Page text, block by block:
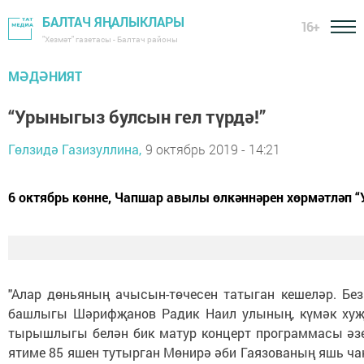
БАЛТАЧ ЯҢАЛЫКЛАРЫ
"Хезмәт" газетасы - Балтач районы
16+
МӘДӘНИЯТ
“Урыныгыз булсын гел түрдә!”
Гөлзидә Газизуллина, 9 октябрь 2019 - 14:21
6 октябрь көнне, Чапшар авылы өлкәннәрен хөрмәтләп
"Алар дөньяның ачысын-төчесен татыган кешеләр.
башлыгы Шәрифҗанов Радик Наил улының, күмәк
тырышлыгы белән бик матур концерт программасы
ятиме 85 яшен тутырган Мөнирә әби Гаязованың яшь